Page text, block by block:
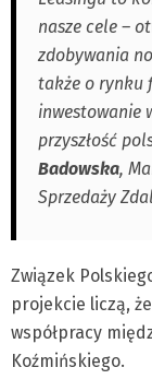
nasze cele –
zdobywania
także o rynku
inwestowanie
przyszłość
Badowska,
Sprzedaży
Związek
projekcie liczą,
współpracy
Koźmińskiego.